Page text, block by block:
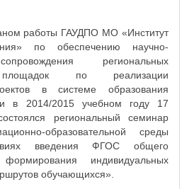
работы ГАУДПО МО «Институт
по обеспечению научно-
региональных
площадок по реализации
в системе образования
в 2014/2015 учебном году 17
региональный семинар
образовательной среды
введения ФГОС общего
индивидуальных
обучающихся».